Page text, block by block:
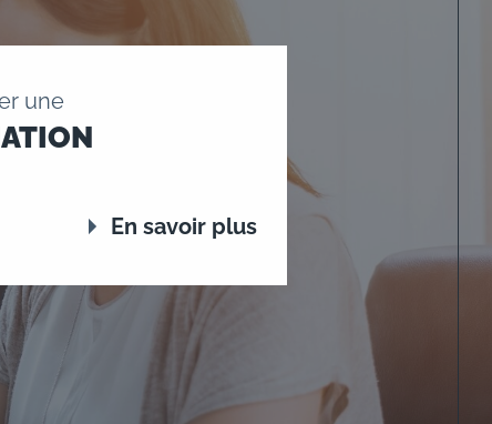
une
En savoir plus